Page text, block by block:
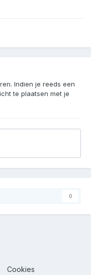
Indien je reeds een
te plaatsen met je
0
Cookies